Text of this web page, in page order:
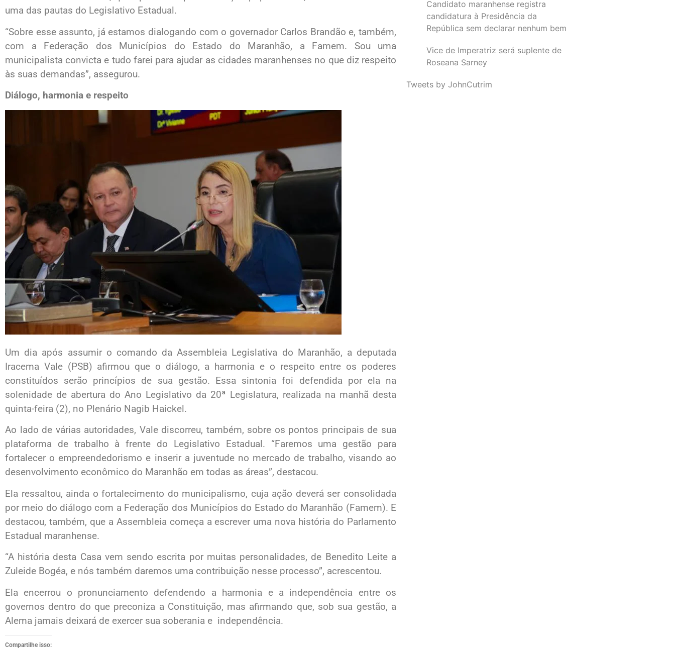
uma das pautas do Legislativo Estadual.
“Sobre esse assunto, já estamos dialogando com o governador Carlos Brandão e, também,
com a Federação dos Municípios do Estado do Maranhão, a Famem. Sou uma
municipalista convicta e tudo farei para ajudar as cidades maranhenses no que diz respeito
às suas demandas”, assegurou.
Diálogo, harmonia e respeito
Um dia após assumir o comando da Assembleia Legislativa do Maranhão, a deputada
Iracema Vale (PSB) afirmou que o diálogo, a harmonia e o respeito entre os poderes
constituídos serão princípios de sua gestão. Essa sintonia foi defendida por ela na
solenidade de abertura do Ano Legislativo da 20ª Legislatura, realizada na manhã desta
quinta-feira (2), no Plenário Nagib Haickel.
Ao lado de várias autoridades, Vale discorreu, também, sobre os pontos principais de sua
plataforma de trabalho à frente do Legislativo Estadual. “Faremos uma gestão para
fortalecer o empreendedorismo e inserir a juventude no mercado de trabalho, visando ao
desenvolvimento econômico do Maranhão em todas as áreas”, destacou.
Ela ressaltou, ainda o fortalecimento do municipalismo, cuja ação deverá ser consolidada
por meio do diálogo com a Federação dos Municípios do Estado do Maranhão (Famem). E
destacou, também, que a Assembleia começa a escrever uma nova história do Parlamento
Estadual maranhense.
“A história desta Casa vem sendo escrita por muitas personalidades, de Benedito Leite a
Zuleide Bogéa, e nós também daremos uma contribuição nesse processo”, acrescentou.
Ela encerrou o pronunciamento defendendo a harmonia e a independência entre os
governos dentro do que preconiza a Constituição, mas afirmando que, sob sua gestão, a
Alema jamais deixará de exercer sua soberania e independência.
Compartilhe isso:
Candidato maranhense registra
candidatura à Presidência da
República sem declarar nenhum bem
Vice de Imperatriz será suplente de
Roseana Sarney
Tweets by JohnCutrim